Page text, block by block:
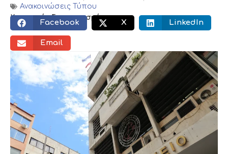
Ανακοινώσεις Τύπου
Κοινωνικός διαμοιρασμός:
Facebook X LinkedIn
Email